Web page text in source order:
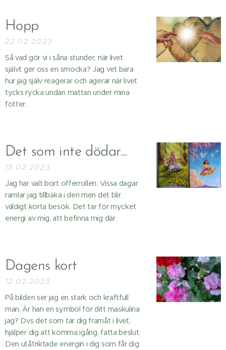
Hopp
22.02.2023
Så vad gör vi i såna stunder, när livet
självt ger oss en smocka? Jag vet bara
hur jag själv reagerar och agerar när livet
tycks rycka undan mattan under mina
fötter.
Det som inte dödar...
15.02.2023
Jag har valt bort offerrollen. Vissa dagar
ramlar jag tillbaka i den men det blir
väldigt korta besök. Det tar för mycket
energi av mig, att befinna mig där.
Dagens kort ✨
12.02.2023
På bilden ser jag en stark och kraftfull
man. Är han en symbol för ditt maskulina
jag? Dvs det som tar dig framåt i livet,
hjälper dig att komma igång, fatta beslut.
Den utåtriktade energin i dig som får dig